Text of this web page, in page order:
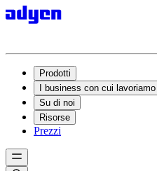
Prodotti
I business con cui lavoriamo
Su di noi
Risorse
Prezzi